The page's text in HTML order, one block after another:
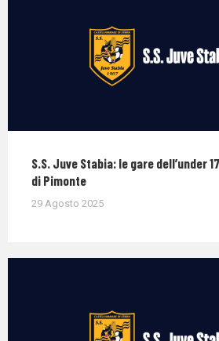
S.S. Juve Stabia: le gare dell’under
di Pimonte
29 Agosto 2025